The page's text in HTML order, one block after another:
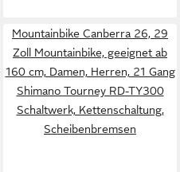
Mountainbike Canberra 26, 29
Zoll Mountainbike, geeignet ab
160 cm, Damen, Herren, 21 Gang
Shimano Tourney RD-TY300
Schaltwerk, Kettenschaltung,
Scheibenbremsen